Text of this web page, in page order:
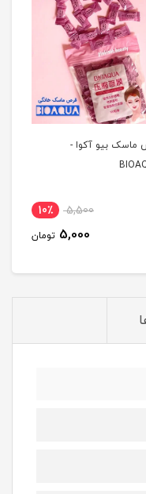
ماسک بیو آکوا -
5,500 10٪
5,000 تومان